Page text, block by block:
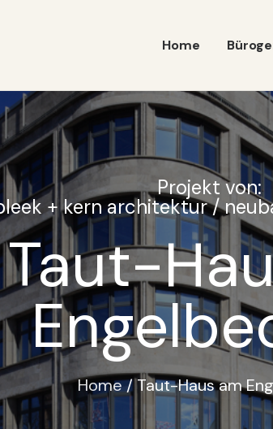
Home
Projekt von:
+ kern architektur /
Taut-
Home Taut-Haus am